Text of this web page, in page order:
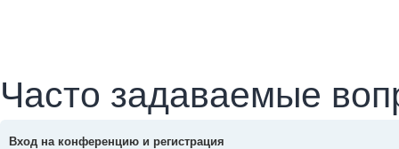
Часто задаваемые
Вход на конференцию и регистрация